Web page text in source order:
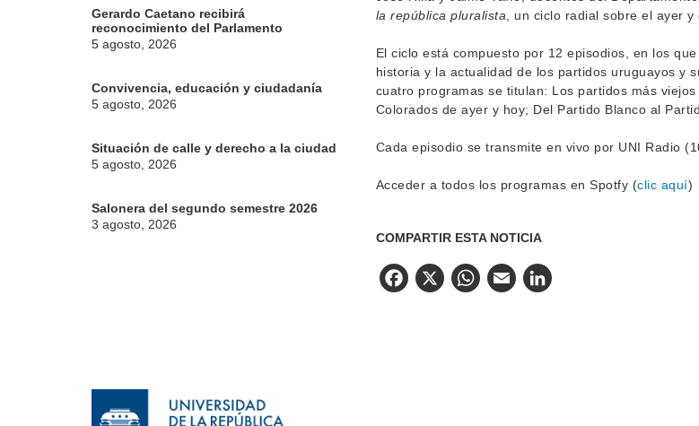
Gerardo Caetano recibirá
reconocimiento del Parlamento
5 agosto, 2026
Convivencia, educación y ciudadanía
5 agosto, 2026
Situación de calle y derecho a la ciudad
5 agosto, 2026
Salonera del segundo semestre 2026
3 agosto, 2026
la república pluralista , un ciclo radial sobre el ayer
El ciclo está compuesto por 12 episodios, en los
historia y la actualidad de los partidos uruguayos y
cuatro programas se titulan: Los partidos más
Colorados de ayer y hoy; Del Partido Blanco al
Cada episodio se transmite en vivo por UNI Radio
Acceder a todos los programas en Spotfy (clic aquí)
COMPARTIR ESTA NOTICIA
Facebook
X WhatsApp
Email